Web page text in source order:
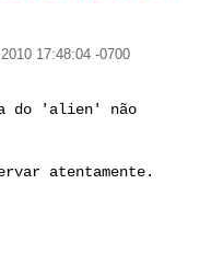
17:48:04 -0700
do 'alien' não
atentamente.